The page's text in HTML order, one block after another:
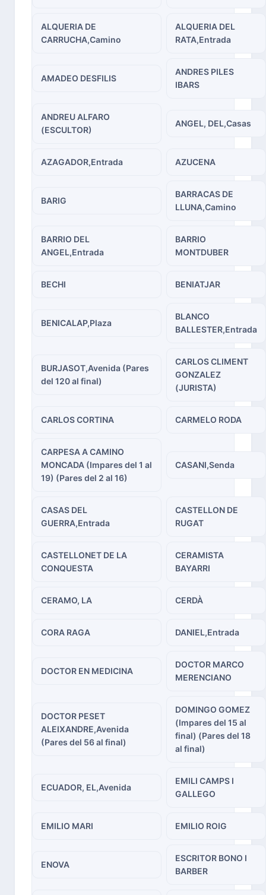
ALQUERIA DE
CARRUCHA,Camino
ALQUERIA DEL
RATA,Entrada
AMADEO DESFILIS
ANDRES PILES
IBARS
ANDREU ALFARO
(ESCULTOR)
ANGEL, DEL,Casas
AZAGADOR,Entrada AZUCENA
BARIG
BARRACAS DE
LLUNA,Camino
BARRIO DEL
ANGEL,Entrada
BARRIO
MONTDUBER
BECHI BENIATJAR
BENICALAP,Plaza
BLANCO
BALLESTER,Entrada
BURJASOT,Avenida (Pares
del 120 al final)
CARLOS CLIMENT
GONZALEZ
(JURISTA)
CARLOS CORTINA CARMELO RODA
CARPESA A CAMINO
MONCADA (Impares del 1 al
19) (Pares del 2 al 16)
CASANI,Senda
CASAS DEL
GUERRA,Entrada
CASTELLON DE
RUGAT
CASTELLONET DE LA
CONQUESTA
CERAMISTA
BAYARRI
CERAMO, LA CERDÀ
CORA RAGA DANIEL,Entrada
DOCTOR EN MEDICINA
DOCTOR MARCO
MERENCIANO
DOCTOR PESET
ALEIXANDRE,Avenida
(Pares del 56 al final)
DOMINGO GOMEZ
(Impares del 15 al
final) (Pares del 18
al final)
ECUADOR, EL,Avenida
EMILI CAMPS I
GALLEGO
EMILIO MARI EMILIO ROIG
ENOVA
ESCRITOR BONO I
BARBER